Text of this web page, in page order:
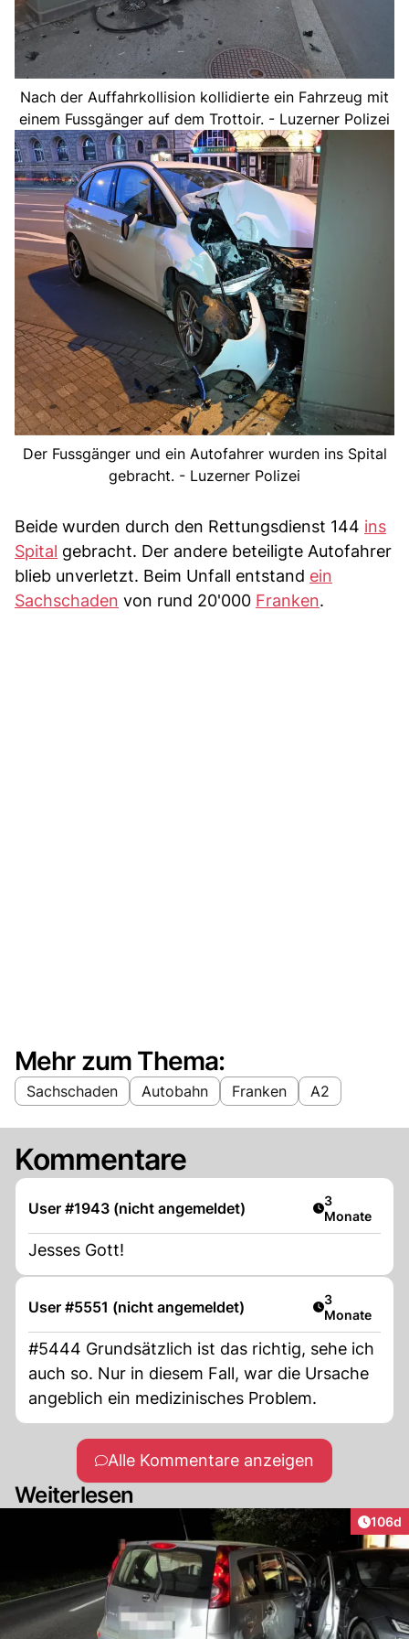
Nach der Auffahrkollision kollidierte ein Fahrzeug mit
einem Fussgänger auf dem Trottoir. - Luzerner Polizei
Der Fussgänger und ein Autofahrer wurden ins Spital
gebracht. - Luzerner Polizei
Beide wurden durch den Rettungsdienst 144 ins
Spital gebracht. Der andere beteiligte Autofahrer
blieb unverletzt. Beim Unfall entstand ein
Sachschaden von rund 20'000 Franken.
Mehr zum Thema:
Sachschaden Autobahn Franken A2
Kommentare
User #1943 (nicht angemeldet) Artikel
3
Monate
Jesses Gott!
User #5551 (nicht angemeldet) Artikel
3
Monate
#5444 Grundsätzlich ist das richtig, sehe ich
auch so. Nur in diesem Fall, war die Ursache
angeblich ein medizinisches Problem.
Alle Kommentare anzeigen
Weiterlesen
106d